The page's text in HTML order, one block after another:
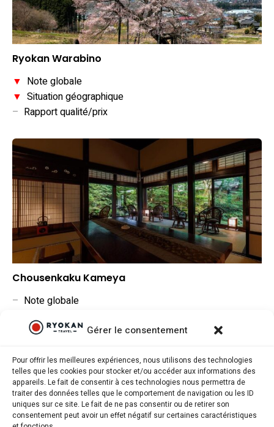
Gérer le consentement
Pour offrir les meilleures expériences, nous utilisons des technologies
telles que les cookies pour stocker et/ou accéder aux informations des
appareils. Le fait de consentir à ces technologies nous permettra de
traiter des données telles que le comportement de navigation ou les ID
uniques sur ce site. Le fait de ne pas consentir ou de retirer son
consentement peut avoir un effet négatif sur certaines caractéristiques
Ryokan Warabino
▼ Note globale
▼ Situation géographique
– Rapport qualité/prix
Chousenkaku Kameya
– Note globale
Rapport qualité/prix